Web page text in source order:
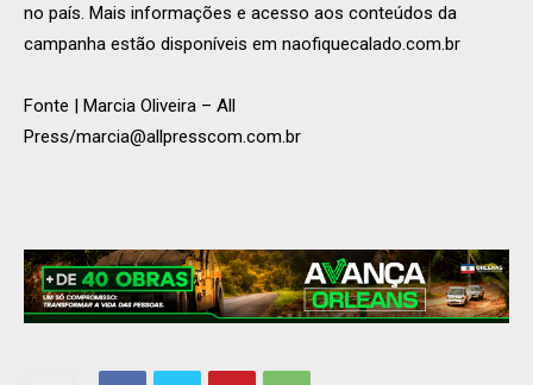
no país. Mais informações e acesso aos conteúdos da
campanha estão disponíveis em naofiquecalado.com.br
Fonte | Marcia Oliveira – All
Press/marcia@allpresscom.com.br